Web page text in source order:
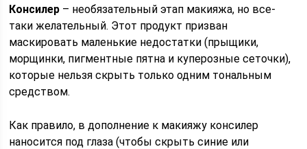
Консилер – необязательный этап макияжа, но все-
таки желательный. Этот продукт призван
маскировать маленькие недостатки (прыщики,
морщинки, пигментные пятна и куперозные сеточки),
которые нельзя скрыть только одним тональным
средством.
Как правило, в дополнение к макияжу консилер
наносится под глаза (чтобы скрыть синие или